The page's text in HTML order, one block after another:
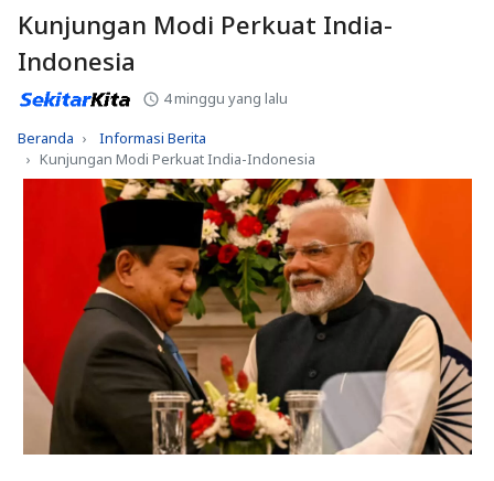
Kunjungan Modi Perkuat India-
Indonesia
4 minggu yang lalu
Beranda
Informasi Berita
Kunjungan Modi Perkuat India-Indonesia